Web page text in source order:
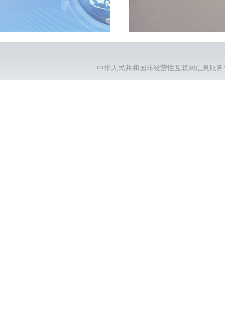
中华人民共和国非经营性互联网信息服